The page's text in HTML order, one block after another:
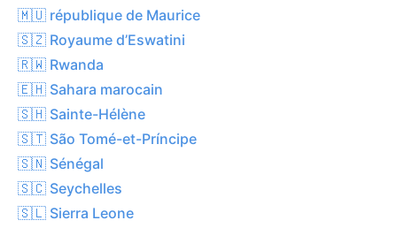
🇲🇺 république de Maurice
🇸🇿 Royaume d’Eswatini
🇷🇼 Rwanda
🇪🇭 Sahara marocain
🇸🇭 Sainte-Hélène
🇸🇹 São Tomé-et-Príncipe
🇸🇳 Sénégal
🇸🇨 Seychelles
🇸🇱 Sierra Leone